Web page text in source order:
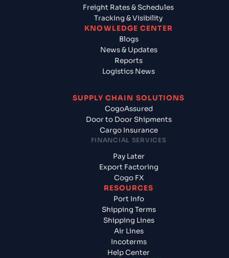
Freight Rates & Schedules
Tracking & Visibility
KNOWLEDGE CENTER
Blogs
News & Updates
Reports
Logistics News
SUPPLY CHAIN SOLUTIONS
CogoAssured
Door to Door Shipments
Cargo Insurance
FINANCIAL SERVICES
Pay Later
Export Factoring
Cogo FX
RESOURCES
Port Info
Shipping Terms
Shipping Lines
Air Lines
Incoterms
Help Center